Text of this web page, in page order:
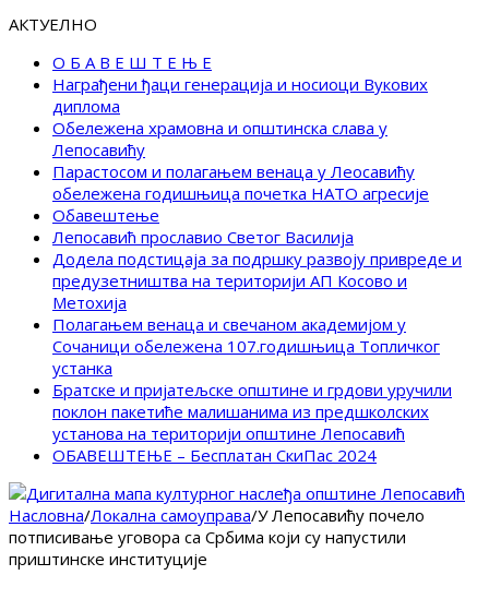
АКТУЕЛНО
О Б А В Е Ш Т Е Њ Е
Награђени ђаци генерација и носиоци Вукових
диплома
Обележена храмовна и општинска слава у
Лепосавићу
Парастосом и полагањем венаца у Леосавићу
обележена годишњица почетка НАТО агресије
Обавештење
Лепосавић прославио Светог Василија
Додела подстицаја за подршку развоју привреде и
предузетништва на територији АП Косово и
Метохија
Полагањем венаца и свечаном академијом у
Сочаници обележена 107.годишњица Топличког
устанка
Братске и пријатељске општине и грдови уручили
поклон пакетиће малишанима из предшколских
установа на територији општине Лепосавић
ОБАВЕШТЕЊЕ – Бесплатан СкиПас 2024
Насловна/Локална самоуправа/У Лепосавићу почело
потписивање уговора са Србима који су напустили
приштинске институције